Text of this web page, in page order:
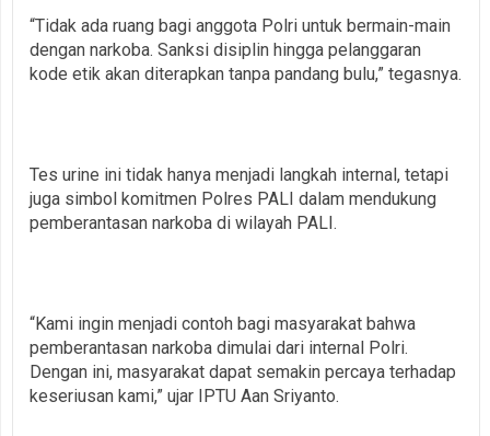
“Tidak ada ruang bagi anggota Polri untuk bermain-main
dengan narkoba. Sanksi disiplin hingga pelanggaran
kode etik akan diterapkan tanpa pandang bulu,” tegasnya.
Tes urine ini tidak hanya menjadi langkah internal, tetapi
juga simbol komitmen Polres PALI dalam mendukung
pemberantasan narkoba di wilayah PALI.
“Kami ingin menjadi contoh bagi masyarakat bahwa
pemberantasan narkoba dimulai dari internal Polri.
Dengan ini, masyarakat dapat semakin percaya terhadap
keseriusan kami,” ujar IPTU Aan Sriyanto.